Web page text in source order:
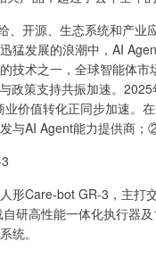
开源、生态系统和产业
猛发展的浪潮中，AI
技术之一，全球智能体
政策支持共振加速。
业价值转化正同步加速。
AI Agent能力提供商；
形Care-bot GR-3，主打
研高性能一体化执行器
统。